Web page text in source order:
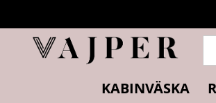
KABINVÄSKA